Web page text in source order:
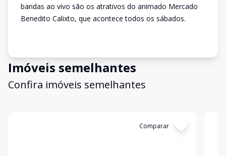
bandas ao vivo são os atrativos do animado Mercado
Benedito Calixto, que acontece todos os sábados.
Imóveis semelhantes
Confira imóveis semelhantes
Comparar